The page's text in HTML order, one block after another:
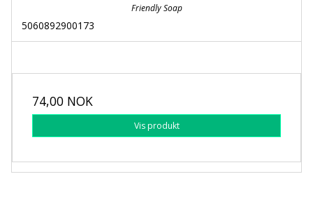
Friendly Soap
5060892900173
74,00 NOK
Vis produkt